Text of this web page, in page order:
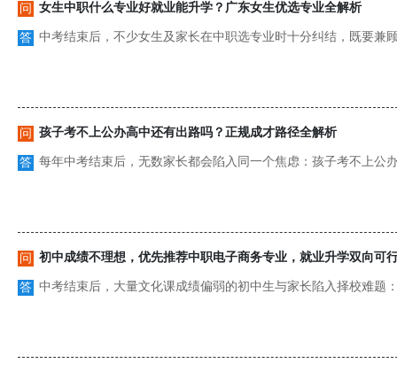
问 女生中职什么专业好就业能升学？广东女生优选专业全解析
答 中考结束后，不少女生及家长在中职选专业时十分纠结，既要兼
问 孩子考不上公办高中还有出路吗？正规成才路径全解析
答 每年中考结束后，无数家长都会陷入同一个焦虑：孩子考不上公
问
答 中考结束后，大量文化课成绩偏弱的初中生与家长陷入择校难题